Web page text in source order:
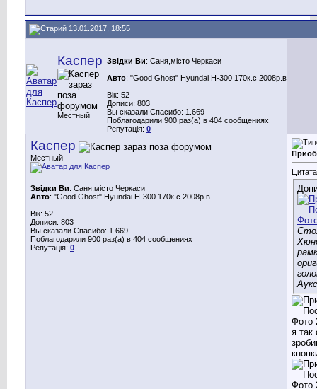
13.01.2017, 18:55
Каспер
Местный
Звідки Ви: Саня,місто Черкаси
Авто: "Good Ghost" Hyundai H-300 170к.с 2008р.в
Вік: 52
Дописи: 803
Вы сказали Спасибо: 1.669
Поблагодарили 900 раз(а) в 404 сообщениях
Репутація: 0
Каспер
Местный
Звідки Ви: Саня,місто Черкаси
Авто: "Good Ghost" Hyundai H-300 170к.с 2008р.в
Вік: 52
Дописи: 803
Вы сказали Спасибо: 1.669
Поблагодарили 900 раз(а) в 404 сообщениях
Репутація: 0
Аукс
я так